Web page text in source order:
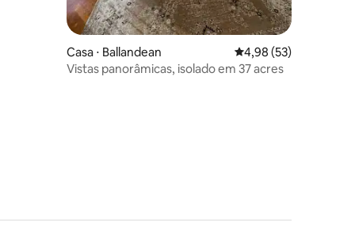
Casa ⋅ Ballandean 4,98 de uma
4,98 (53)
Vistas panorâmicas, isolado em 37 acres